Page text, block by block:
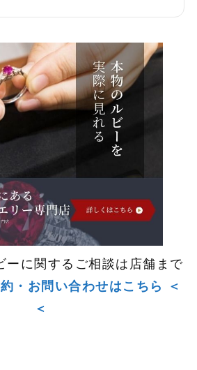
ーに関するご相談は店舗まで
・お問い合わせはこちら ＜
＜